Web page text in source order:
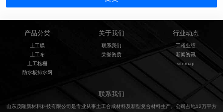
产品分类
土工膜
土工布
土工格栅
防水板排水网
关于我们
联系我们
荣誉资质
行业动态
工程业绩
新闻资讯
sitemap
联系我们
山东茂隆新材料科技有限公司是专业从事土工合成材料及新型复合材料生产。公司占地12万平方